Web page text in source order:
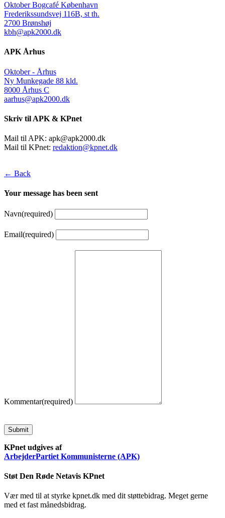
Oktober Bogcafé København
Frederikssundsvej 116B, st th.
2700 Brønshøj
kbh@apk2000.dk
APK Århus
Oktober - Århus
Ny Munkegade 88 kld.
8000 Århus C
aarhus@apk2000.dk
Skriv til APK & KPnet
Mail til APK: apk@apk2000.dk
Mail til KPnet: redaktion@kpnet.dk
← Back
Your message has been sent
Navn(required)
Email(required)
Kommentar(required)
Submit
KPnet udgives af
ArbejderPartiet Kommunisterne (APK)
Støt Den Røde Netavis KPnet
Vær med til at styrke kpnet.dk med dit støttebidrag. Meget gerne
med et fast månedsbidrag.